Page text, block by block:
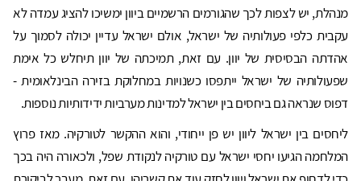
מנהלת, יש לצפות לכך שהגורמים הרשמיים ביוון ימשיכו להציג עמדה לא
עקבית כלפי פעולותיה של ישראל, אולם ישראל עדיין יכולה לסמוך על
אהדתה הבסיסית של יוון. עם זאת, תמיכתה של יוון תיחלש כל אימת
שפעולותיה של ישראל ייתפסו כשנויות במחלוקת בזירה הבינלאומית -
דפוס שנראה גם ביחסים בין ישראל למדינות מערביות ידידותיות נוספות.
ליחסים בין ישראל ליוון יש פן ייחודי, והוא ההקשר לטורקיה. מאז פרוץ
המלחמה הגיעו יחסי ישראל עם טורקיה לנקודת שפל, ולכאורה היה בכך